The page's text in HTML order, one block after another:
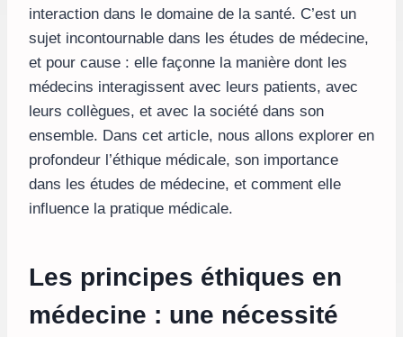
interaction dans le domaine de la santé. C’est un
sujet incontournable dans les études de médecine,
et pour cause : elle façonne la manière dont les
médecins interagissent avec leurs patients, avec
leurs collègues, et avec la société dans son
ensemble. Dans cet article, nous allons explorer en
profondeur l’éthique médicale, son importance
dans les études de médecine, et comment elle
influence la pratique médicale.
Les principes éthiques en
médecine : une nécessité